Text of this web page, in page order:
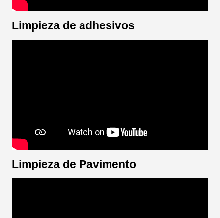
Limpieza de adhesivos
Limpieza de Pavimento